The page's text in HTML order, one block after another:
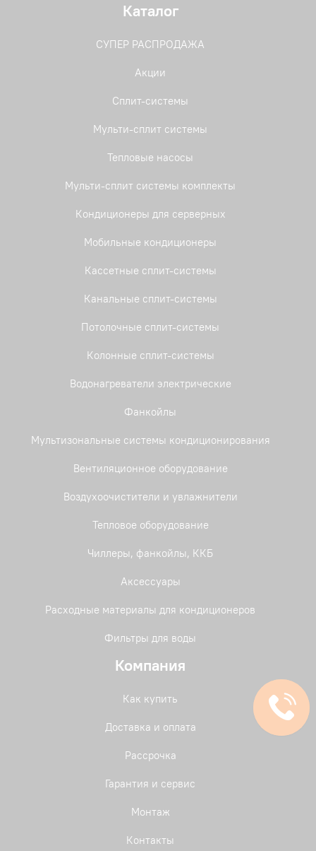
Каталог
СУПЕР РАСПРОДАЖА
Акции
Сплит-системы
Мульти-сплит системы
Тепловые насосы
Мульти-сплит системы комплекты
Кондиционеры для серверных
Мобильные кондиционеры
Кассетные сплит-системы
Канальные сплит-системы
Потолочные сплит-системы
Колонные сплит-системы
Водонагреватели электрические
Фанкойлы
Мультизональные системы кондиционирования
Вентиляционное оборудование
Воздухоочистители и увлажнители
Тепловое оборудование
Чиллеры, фанкойлы, ККБ
Аксессуары
Расходные материалы для кондиционеров
Фильтры для воды
Компания
Как купить
Доставка и оплата
Рассрочка
Гарантия и сервис
Монтаж
Контакты